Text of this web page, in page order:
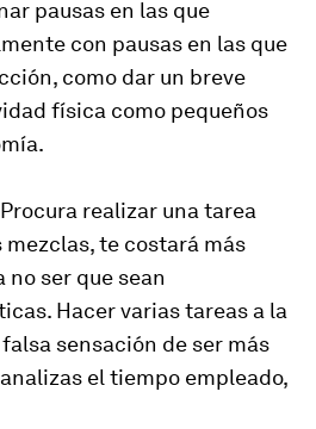
pausas en las que
con pausas en las que
como dar un breve
física como pequeños
realizar una tarea
mezclas, te costará más
no ser que sean
Hacer varias tareas a la
sensación de ser más
el tiempo empleado,